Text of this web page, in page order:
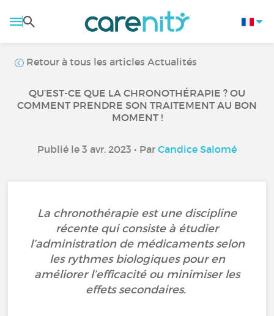
Retour à tous les articles Actualités
QU’EST-CE QUE LA CHRONOTHÉRAPIE ? OU
COMMENT PRENDRE SON TRAITEMENT AU BON
MOMENT !
Publié le 3 avr. 2023 • Par Candice Salomé
La chronothérapie est une discipline
récente qui consiste à étudier
l’administration de médicaments selon
les rythmes biologiques pour en
améliorer l’efficacité ou minimiser les
effets secondaires.